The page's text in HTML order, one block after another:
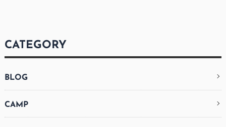
CATEGORY
BLOG
CAMP